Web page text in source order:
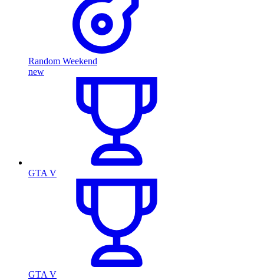
Random Weekend
new
GTA V
GTA V